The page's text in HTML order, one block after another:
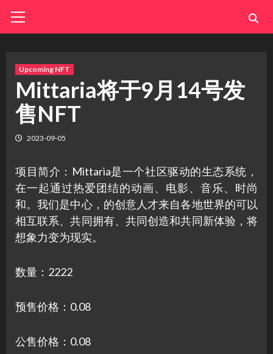
Menu
Upcoming NFT
Mittaria将于9月14号发
售NFT
2023-09-05
项目简介：Mittaria是一个社区驱动的生态系统，
在一起通过热爱团结的动画、电影、音乐、时尚
和。我们是中心，的创意人才来自各地世界的可以
相互联系、共同拥有、共同创造和共同新体验，将
想象力变为现实。
数量：2222
预售价格：0.08
公售价格：0.08